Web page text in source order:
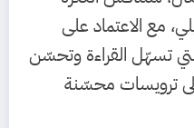
مع الاعتماد على
التي تسهّل القراءة وتحسّن
ترويسات محسّنة